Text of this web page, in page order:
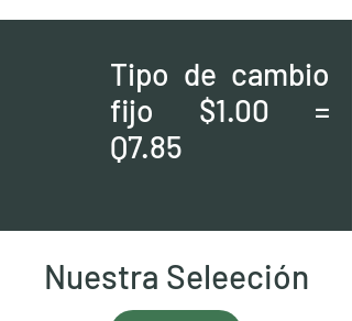
Tipo de cambio
fijo $1.00 =
Q7.85
Nuestra Seleeción